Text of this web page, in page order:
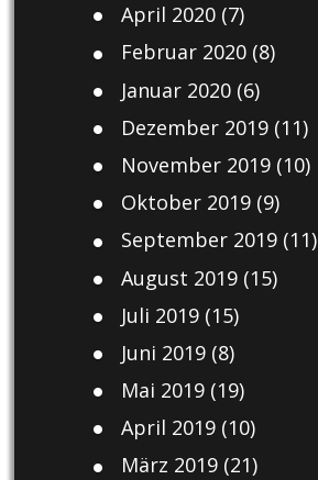
April 2020(7)
Februar 2020(8)
Januar 2020(6)
Dezember 2019(11)
November 2019(10)
Oktober 2019(9)
September 2019(11)
August 2019(15)
Juli 2019(15)
Juni 2019(8)
Mai 2019(19)
April 2019(10)
März 2019(21)